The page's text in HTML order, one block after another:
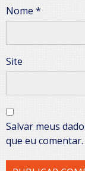
Nome *
Site
Salvar meus
que eu comentar.